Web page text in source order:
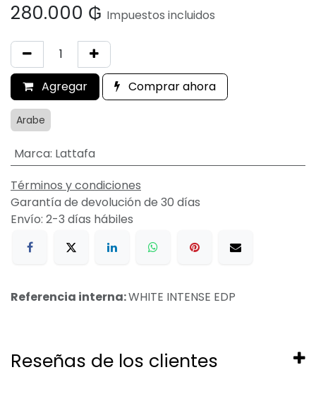
280.000 ₲ Impuestos incluidos
Agregar Comprar ahora
Arabe
Marca: Lattafa
Términos y condiciones
Garantía de devolución de 30 días
Envío: 2-3 días hábiles
Referencia interna:WHITE INTENSE EDP
Reseñas de los clientes